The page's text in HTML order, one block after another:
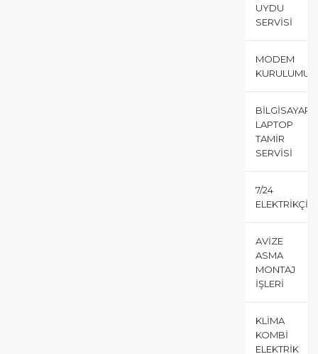
UYDU
SERVISI
MODEM
KURULUMU
BILGISAYAR
LAPTOP
TAMIR
SERVISI
7/24
ELEKTRIKÇI
AVIZE
ASMA
MONTAJ
İŞLERI
KLIMA
KOMBI
ELEKTRIK